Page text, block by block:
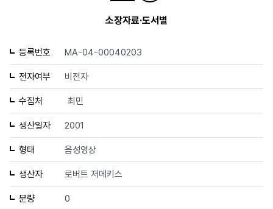
소장자료·도서별
등록번호 MA-04-00040203
전자여부 비전자
수집처 최민
생산일자 2001
형태 음성영상
생산자 로버트 저메키스
분량 0